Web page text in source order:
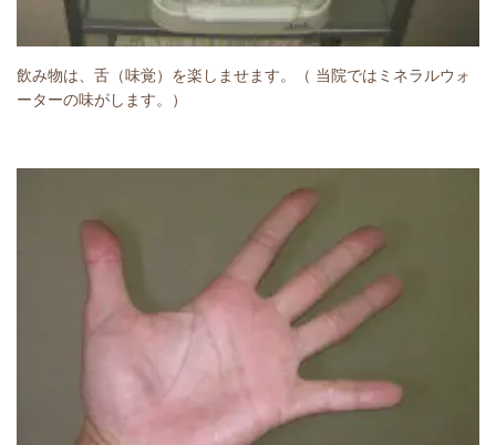
飲み物は、舌（味覚）を楽しませます。（ 当院ではミネラルウォ
ーターの味がします。）